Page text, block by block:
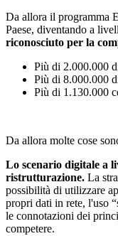
Da allora il programma
Paese, diventando a
riconosciuto per la
Più di 2.000.000
Più di 8.000.000
Più di 1.130.000
Da allora molte cose
Lo scenario digitale a
ristrutturazione. La
possibilità di utilizzare
propri dati in rete, l'uso
le connotazioni dei
competere.